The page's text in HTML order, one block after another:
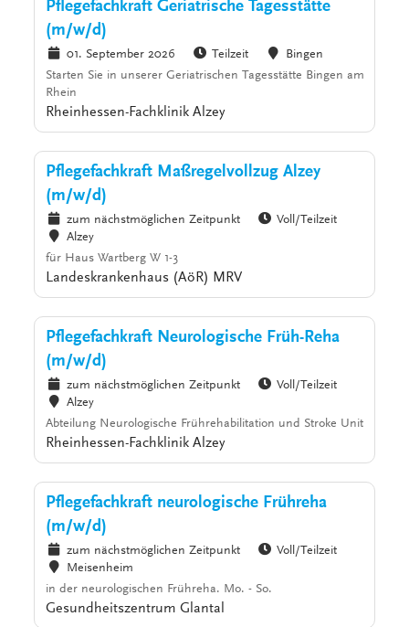
Pflegefachkraft Geriatrische Tagesstätte
(m/w/d)
01. September 2026 Teilzeit
Bingen
Starten Sie in unserer Geriatrischen Tagesstätte Bingen am
Rhein
Rheinhessen-Fachklinik Alzey
Pflegefachkraft Maßregelvollzug Alzey
(m/w/d)
zum nächstmöglichen Zeitpunkt
Voll/Teilzeit
Alzey
für Haus Wartberg W 1-3
Landeskrankenhaus (AöR) MRV
Pflegefachkraft Neurologische Früh-Reha
(m/w/d)
zum nächstmöglichen Zeitpunkt
Voll/Teilzeit
Alzey
Abteilung Neurologische Frührehabilitation und Stroke Unit
Rheinhessen-Fachklinik Alzey
Pflegefachkraft neurologische Frühreha
(m/w/d)
zum nächstmöglichen Zeitpunkt
Voll/Teilzeit
Meisenheim
in der neurologischen Frühreha. Mo. - So.
Gesundheitszentrum Glantal